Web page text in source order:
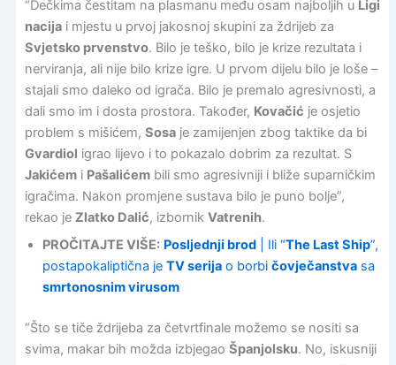
“Dečkima čestitam na plasmanu među osam najboljih u Ligi
nacijai mjestu u prvoj jakosnoj skupini za ždrijeb za
Svjetsko prvenstvo. Bilo je teško, bilo je krize rezultata i
nerviranja, ali nije bilo krize igre. U prvom dijelu bilo je loše –
stajali smo daleko od igrača. Bilo je premalo agresivnosti, a
dali smo im i dosta prostora. Također, Kovačić je osjetio
problem s mišićem, Sosaje zamijenjen zbog taktike da bi
Gvardiol igrao lijevo i to pokazalo dobrim za rezultat. S
Jakićemi Pašalićembili smo agresivniji i bliže suparničkim
igračima. Nakon promjene sustava bilo je puno bolje”,
rekao je Zlatko Dalić, izbornik Vatrenih.
PROČITAJTE VIŠE: Posljednji brod| Ili “The Last Ship”,
postapokaliptična je TV serijao borbi čovječanstvasa
smrtonosnim virusom
“Što se tiče ždrijeba za četvrtfinale možemo se nositi sa
svima, makar bih možda izbjegao Španjolsku. No, iskusniji